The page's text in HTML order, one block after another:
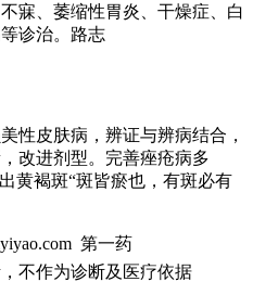
寐、萎缩性胃炎、干燥症、白
诊治。路志
性皮肤病，辨证与辨病结合，
改进剂型。完善痤疮病多
黄褐斑“斑皆瘀也，有斑必有
第一药
不作为诊断及医疗依据